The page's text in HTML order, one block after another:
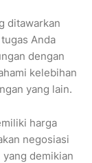
ditawarkan
Anda
dengan
kelebihan
yang lain.
harga
negosiasi
demikian